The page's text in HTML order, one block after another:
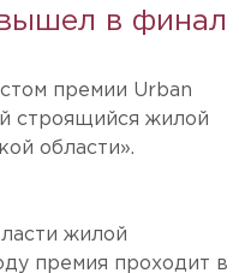
в финал
премии Urban
строящийся жилой
области».
жилой
премия проходит в